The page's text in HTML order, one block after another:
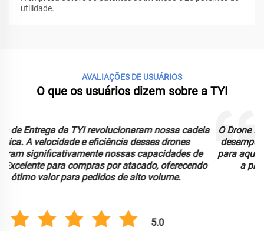
utilidade.
AVALIAÇÕES DE USUÁRIOS
O que os usuários dizem sobre a TYI
O Drone FPV da TYI superou nossas expectativas com seu
desempenho superior e experiência de voo imersiva. Ideal
para aquisição por atacado, oferece qualidade excepcional
a preços competitivos em grandes quantidades.